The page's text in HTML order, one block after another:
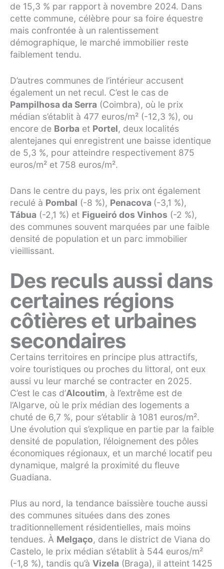
de 15,3 % par rapport à novembre 2024. Dans
cette commune, célèbre pour sa foire équestre
mais confrontée à un ralentissement
démographique, le marché immobilier reste
faiblement tendu.
D’autres communes de l’intérieur accusent
également un net recul. C’est le cas de
Pampilhosa da Serra (Coimbra), où le prix
médian s’établit à 477 euros/m² (-12,3 %), ou
encore de Borba et Portel, deux localités
alentejanes qui enregistrent une baisse identique
de 5,3 %, pour atteindre respectivement 875
euros/m² et 758 euros/m².
Dans le centre du pays, les prix ont également
reculé à Pombal (-8 %), Penacova (-3,1 %),
Tábua (-2,1 %) et Figueiró dos Vinhos (-2 %),
des communes souvent marquées par une faible
densité de population et un parc immobilier
vieillissant.
Des reculs aussi dans
certaines régions
côtières et urbaines
secondaires
Certains territoires en principe plus attractifs,
voire touristiques ou proches du littoral, ont eux
aussi vu leur marché se contracter en 2025.
C’est le cas d’Alcoutim, à l’extrême est de
l’Algarve, où le prix médian des logements a
chuté de 6,7 %, pour s’établir à 1081 euros/m².
Une évolution qui s’explique en partie par la faible
densité de population, l’éloignement des pôles
économiques régionaux, et un marché locatif peu
dynamique, malgré la proximité du fleuve
Guadiana.
Plus au nord, la tendance baissière touche aussi
des communes situées dans des zones
traditionnellement résidentielles, mais moins
tendues. À Melgaço, dans le district de Viana do
Castelo, le prix médian s’établit à 544 euros/m²
(-1,8 %), tandis qu’à Vizela (Braga), il atteint 1425